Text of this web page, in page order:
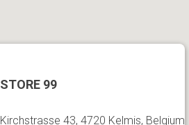
STORE 99
Kirchstrasse 43, 4720 Kelmis, Belgium